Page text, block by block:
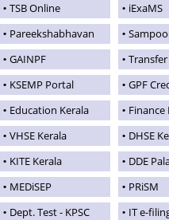
TSB Online
iExaMS
Pareekshabhavan
GAINPF
KSEMP Portal
GPF
Education Kerala
Finance
VHSE Kerala
DHSE
KITE Kerala
DDE
MEDiSEP
PRiSM
Dept. Test - KPSC
IT e-